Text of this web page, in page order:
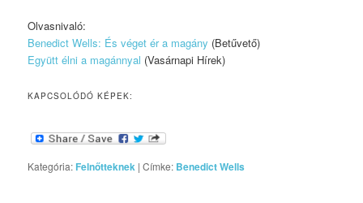
Olvasnivaló:
Benedict Wells: És véget ér a magány (Betűvető)
Együtt élni a magánnyal (Vasárnapi Hírek)
KAPCSOLÓDÓ KÉPEK:
Kategória: Felnőtteknek |Címke: Benedict Wells